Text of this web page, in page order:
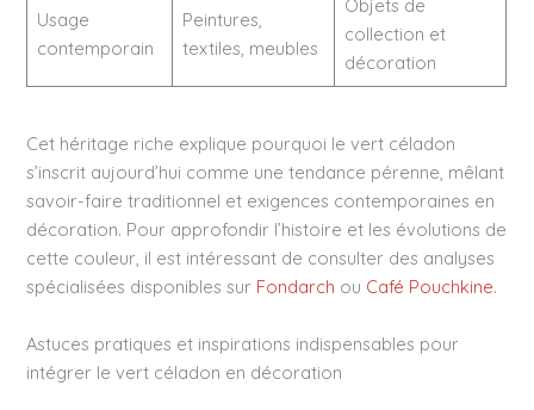
Usage
contemporain
Peintures,
textiles, meubles
Objets de
collection et
décoration
Cet héritage riche explique pourquoi le vert céladon
s’inscrit aujourd’hui comme une tendance pérenne, mêlant
savoir-faire traditionnel et exigences contemporaines en
décoration. Pour approfondir l’histoire et les évolutions de
cette couleur, il est intéressant de consulter des analyses
spécialisées disponibles sur Fondarch ou Café Pouchkine.
Astuces pratiques et inspirations indispensables pour
intégrer le vert céladon en décoration